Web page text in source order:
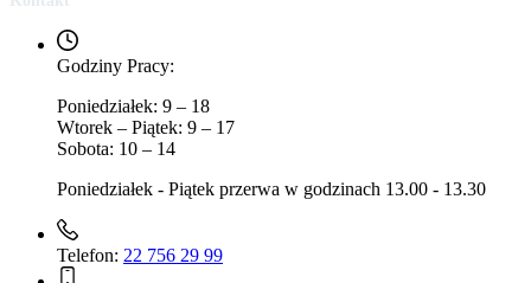
Godziny Pracy:
Poniedziałek: 9 – 18
Wtorek – Piątek: 9 – 17
Sobota: 10 – 14
Poniedziałek - Piątek przerwa w godzinach 13.00 - 13.30
Telefon: 22 756 29 99